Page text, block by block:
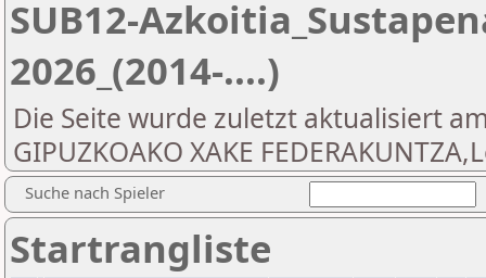
SUB12-
2026_(2014-....)
Die Seite wurde zuletzt aktualisiert
GIPUZKOAKO XAKE
Suche nach Spieler
Startrangliste